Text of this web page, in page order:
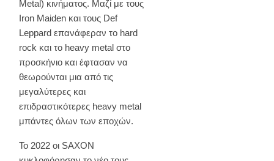
Metal) κινήματος. Μαζί με τους
Iron Maiden και τους Def
Leppard επανάφεραν το hard
rock και το heavy metal στο
προσκήνιο και έφτασαν να
θεωρούνται μια από τις
μεγαλύτερες και
επιδραστικότερες heavy metal
μπάντες όλων των εποχών.
Το 2022 οι SAXON